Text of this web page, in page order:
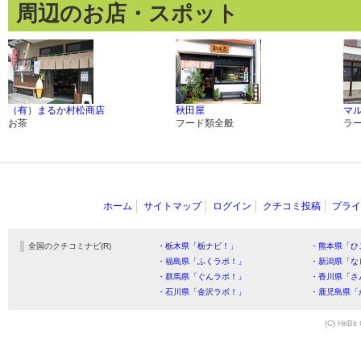
周辺のお店・スポット
（有）まるか村松商店
お茶
秋田屋
フード類全般
マ
ラ
ホーム サイトマップ ログイン クチコミ投稿 プラ
全国のクチコミナビ(R) ・栃木県「栃ナビ！」
・熊本県「
・福島県「ふくラボ！」
・新潟県「
・群馬県「ぐんラボ！」
・香川県「
・石川県「金沢ラボ！」
・鹿児島県
(C) HitBit